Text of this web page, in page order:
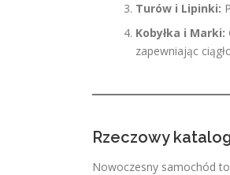
Turów i Lipinki:
Kobyłka i Marki:
zapewniając
Rzeczowy
Nowoczesny samochód